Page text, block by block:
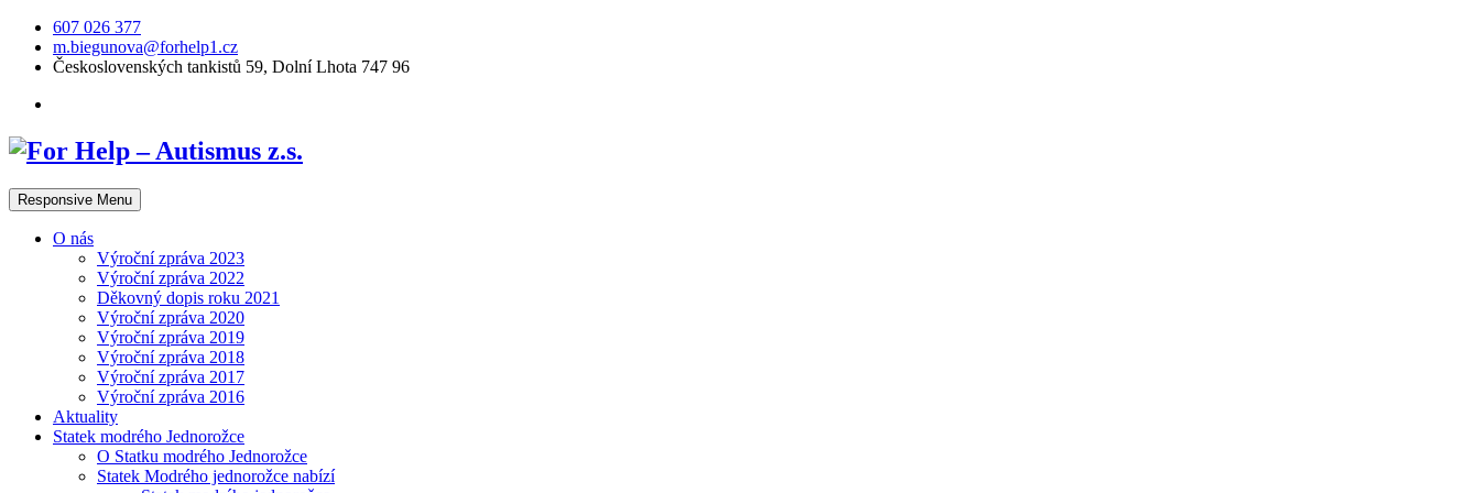
607 026 377
m.biegunova@forhelp1.cz
Československých tankistů 59, Dolní Lhota 747 96
Responsive Menu
O nás
Výroční zpráva 2023
Výroční zpráva 2022
Děkovný dopis roku 2021
Výroční zpráva 2020
Výroční zpráva 2019
Výroční zpráva 2018
Výroční zpráva 2017
Výroční zpráva 2016
Aktuality
Statek modrého Jednorožce
O Statku modrého Jednorožce
Statek Modrého jednorožce nabízí